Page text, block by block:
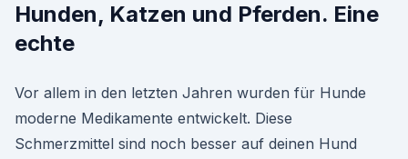
Hunden, Katzen und Pferden. Eine
echte
Vor allem in den letzten Jahren wurden für Hunde
moderne Medikamente entwickelt. Diese
Schmerzmittel sind noch besser auf deinen Hund